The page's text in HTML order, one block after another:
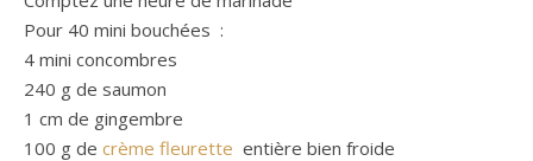
Pour 40 mini bouchées :
4 mini concombres
240 g de saumon
1 cm de gingembre
100 g de crème fleurette entière bien froide